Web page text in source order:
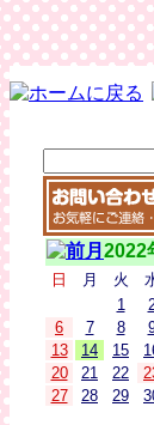
2022
日 月 火
1
6
7 8
13
14 15
20
21 22
27
28 29